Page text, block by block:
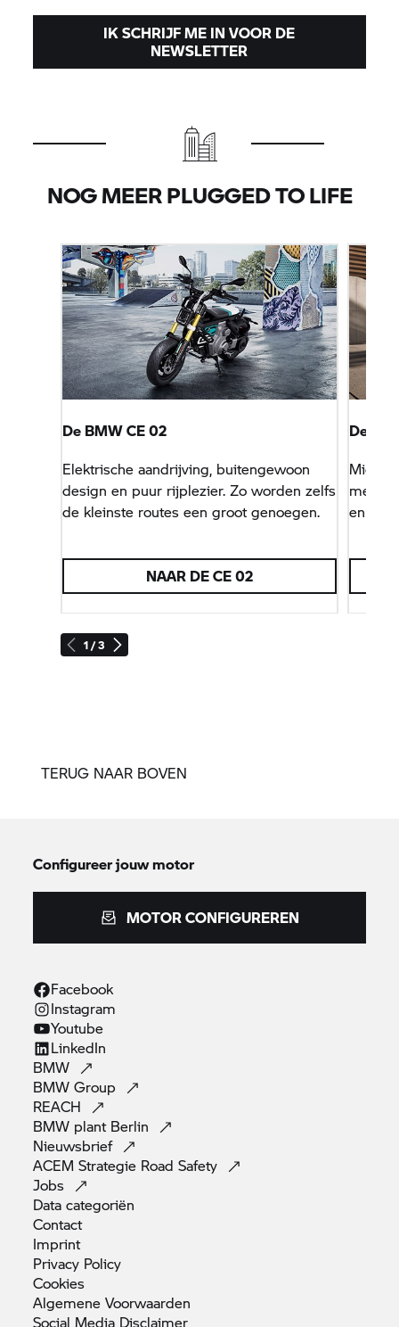
IK SCHRIJF ME IN VOOR DE
NEWSLETTER
NOG MEER PLUGGED TO LIFE
1 / 3
De BMWCE 02
Elektrische aandrijving, buitengewoon
design en puur rijplezier. Zo worden zelfs
de kleinste routes een groot genoegen.
NAAR DE CE 02
De
Mid-
met
en vlot
TERUG NAAR BOVEN
Configureer jouw motor
MOTOR CONFIGUREREN
Facebook
Instagram
Youtube
LinkedIn
BMW
BMWGroup
REACH
BMW plant Berlin
Nieuwsbrief
ACEM Strategie RoadSafety
Jobs
Datacategoriën
Contact
Imprint
Privacy Policy
Cookies
AlgemeneVoorwaarden
Social Media Disclaimer